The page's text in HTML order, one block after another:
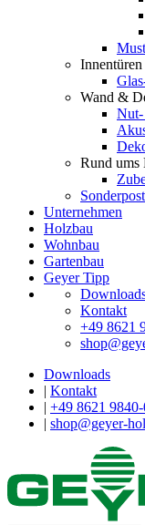
Innentüren
Wand &
Nut-
Rund ums
Unternehmen
Holzbau
Wohnbau
Gartenbau
Geyer Tipp
Kontakt
+49 8621
Downloads
| Kontakt
| +49 8621
| shop@geyer-